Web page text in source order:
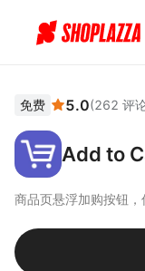
免费 5.0(262 评
Add to
商品页悬浮加购按钮